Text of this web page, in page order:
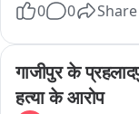
JHARKHAND
दिल्ली: इंदिरा भवन में
संगठनात्मक बैठक के
0 0 Share
गाजीपुर के
हत्या के आरोप